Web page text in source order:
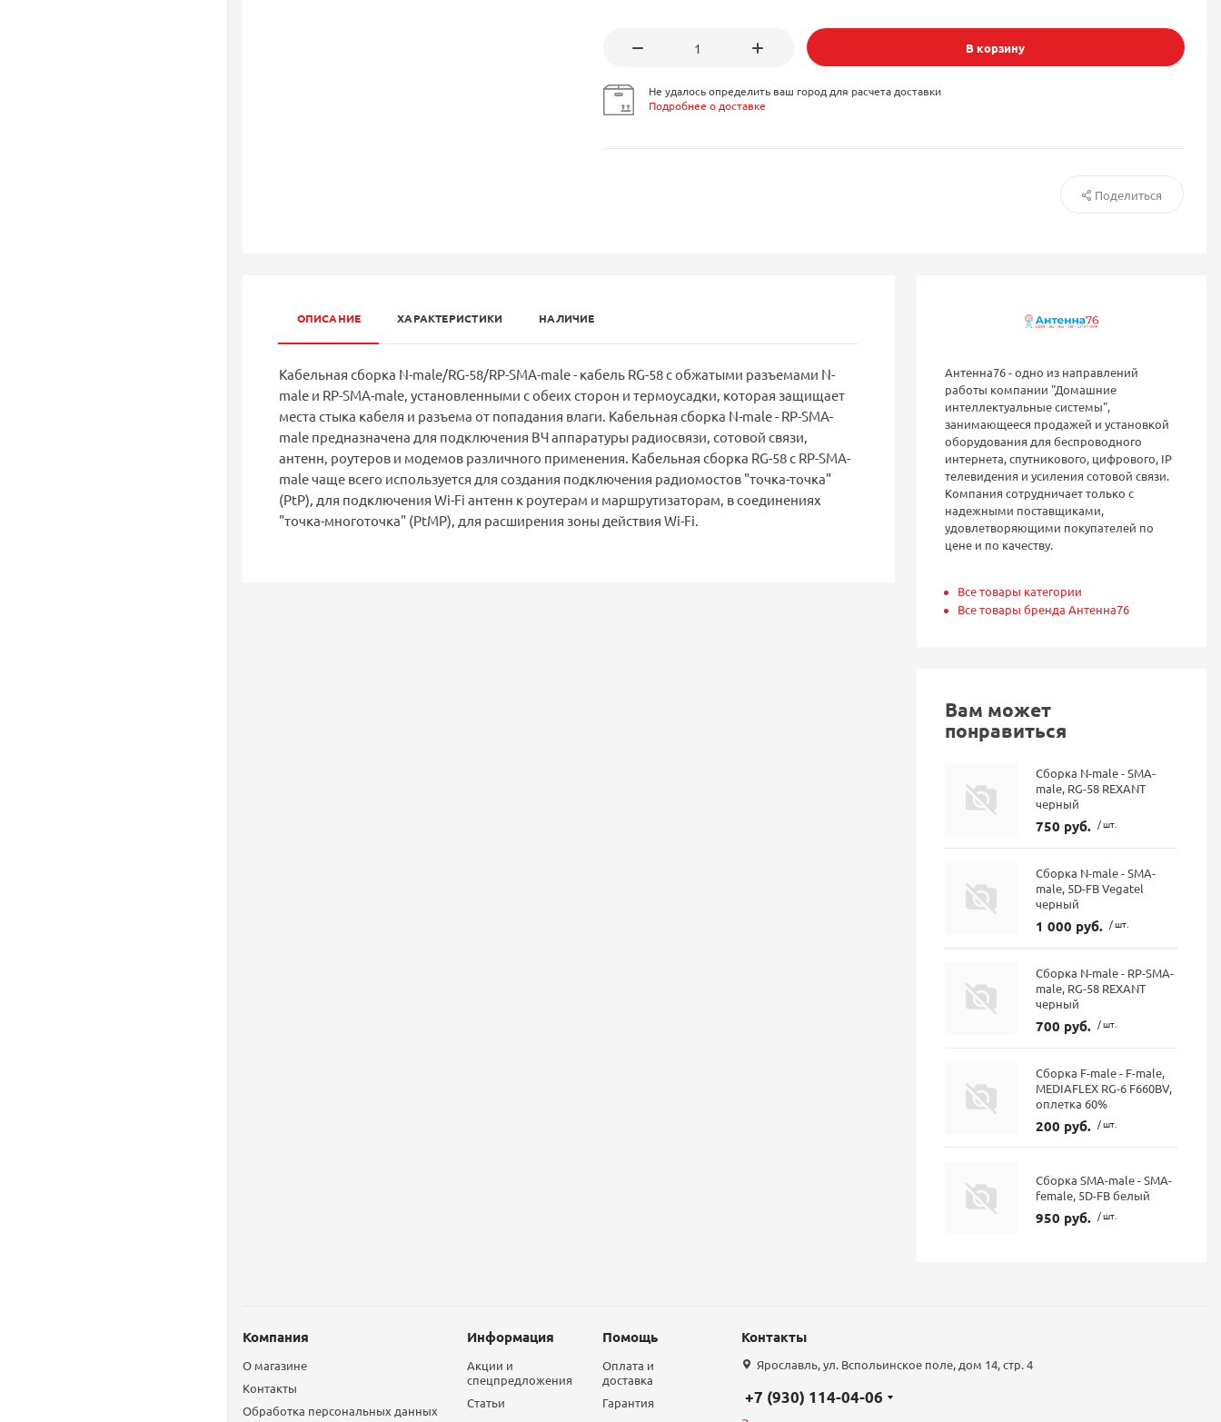
В корзину
Не удалось определить ваш город для расчета доставки
Подробнее о доставке
Поделиться
ОПИСАНИЕ ХАРАКТЕРИСТИКИ НАЛИЧИЕ
Кабельная сборка N-male/RG-58/RP-SMA-male - кабель RG-58 с обжатыми разъемами N-
male и RP-SMA-male, установленными с обеих сторон и термоусадки, которая защищает
места стыка кабеля и разъема от попадания влаги. Кабельная сборка N-male - RP-SMA-
male предназначена для подключения ВЧ аппаратуры радиосвязи, сотовой связи,
антенн, роутеров и модемов различного применения. Кабельная сборка RG-58 с RP-SMA-
male чаще всего используется для создания подключения радиомостов "точка-точка"
(PtP), для подключения Wi-Fi антенн к роутерам и маршрутизаторам, в соединениях
"точка-многоточка" (PtMP), для расширения зоны действия Wi-Fi.
Антенна76 - одно из направлений
работы компании "Домашние
интеллектуальные системы",
занимающееся продажей и установкой
оборудования для беспроводного
интернета, спутникового, цифрового, IP
телевидения и усиления сотовой связи.
Компания сотрудничает только с
надежными поставщиками,
удовлетворяющими покупателей по
цене и по качеству.
Все товары категории
Все товары бренда Антенна76
Вам может
понравиться
Сборка N-male - SMA-
male, RG-58 REXANT
черный
750 руб. / шт.
Сборка N-male - SMA-
male, 5D-FB Vegatel
черный
1 000 руб. / шт.
Сборка N-male - RP-SMA-
male, RG-58 REXANT
черный
700 руб. / шт.
Сборка F-male - F-male,
MEDIAFLEX RG-6 F660BV,
оплетка 60%
200 руб. / шт.
Сборка SMA-male - SMA-
female, 5D-FB белый
950 руб. / шт.
Компания
О магазине
Контакты
Обработка персональных данных
Информация
Акции и
спецпредложения
Статьи
Помощь
Оплата и
доставка
Гарантия
Контакты
Ярославль, ул. Вспольинское поле, дом 14, стр. 4
+7 (930) 114-04-06